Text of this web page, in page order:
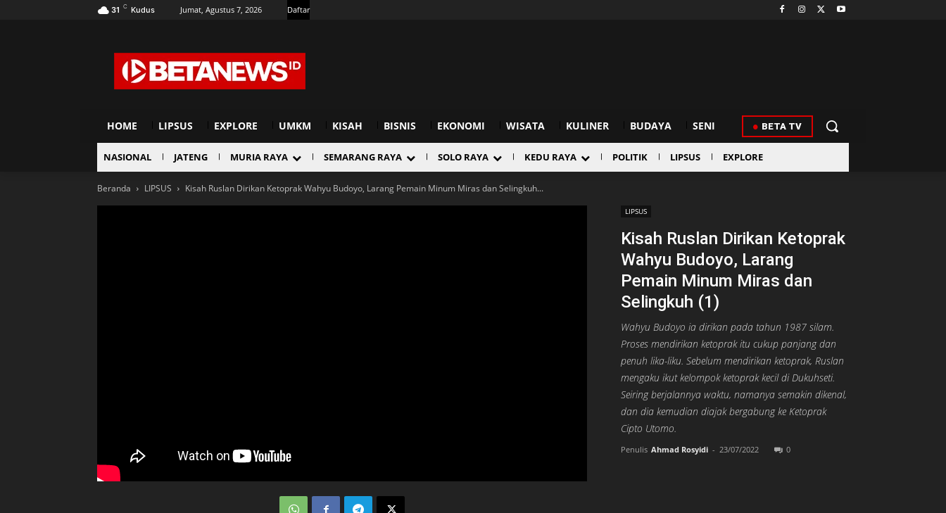
31 C Kudus Jumat, Agustus 7, 2026 Daftar
HOME LIPSUS EXPLORE UMKM KISAH BISNIS EKONOMI WISATA KULINER BUDAYA SENI BETA TV
NASIONAL JATENG MURIA RAYA SEMARANG RAYA SOLO RAYA KEDU RAYA POLITIK LIPSUS EXPLORE
Beranda LIPSUS Kisah Ruslan Dirikan Ketoprak Wahyu Budoyo, Larang Pemain Minum Miras dan Selingkuh...
LIPSUS
Kisah Ruslan Dirikan Ketoprak
Wahyu Budoyo, Larang
Pemain Minum Miras dan
Selingkuh (1)
Wahyu Budoyo ia dirikan pada tahun 1987 silam.
Proses mendirikan ketoprak itu cukup panjang dan
penuh lika-liku. Sebelum mendirikan ketoprak, Ruslan
mengaku ikut kelompok ketoprak kecil di Dukuhseti.
Seiring berjalannya waktu, namanya semakin dikenal,
dan dia kemudian diajak bergabung ke Ketoprak
Cipto Utomo.
Penulis Ahmad Rosyidi - 23/07/2022 0